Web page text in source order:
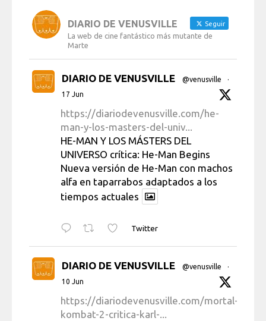
DIARIO DE VENUSVILLE Seguir
La web de cine fantástico más mutante de
Marte
DIARIO DE VENUSVILLE @venusville
·
17 Jun
https://diariodevenusville.com/he-
man-y-los-masters-del-univ...
HE-MAN Y LOS MÁSTERS DEL
UNIVERSO crítica: He-Man Begins
Nueva versión de He-Man con machos
alfa en taparrabos adaptados a los
tiempos actuales
Twitter
DIARIO DE VENUSVILLE @venusville
·
10 Jun
https://diariodevenusville.com/mortal-
kombat-2-critica-karl-...